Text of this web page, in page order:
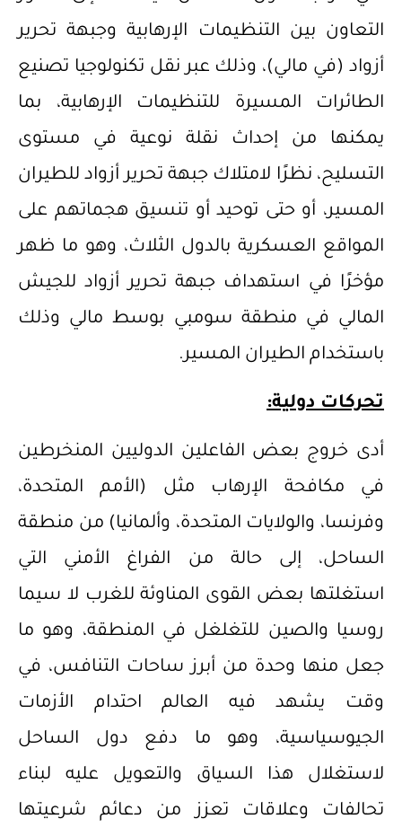
التعاون بين التنظيمات الإرهابية وجبهة تحرير
أزواد (في مالي)، وذلك عبر نقل تكنولوجيا تصنيع
الطائرات المسيرة للتنظيمات الإرهابية، بما
يمكنها من إحداث نقلة نوعية في مستوى
التسليح، نظرًا لامتلاك جبهة تحرير أزواد للطيران
المسير، أو حتى توحيد أو تنسيق هجماتهم على
المواقع العسكرية بالدول الثلاث، وهو ما ظهر
مؤخرًا في استهداف جبهة تحرير أزواد للجيش
المالي في منطقة سومبي بوسط مالي وذلك
باستخدام الطيران المسير.
تحركات دولية:
أدى خروج بعض الفاعلين الدوليين المنخرطين
في مكافحة الإرهاب مثل (الأمم المتحدة،
وفرنسا، والولايات المتحدة، وألمانيا) من منطقة
الساحل، إلى حالة من الفراغ الأمني التي
استغلتها بعض القوى المناوئة للغرب لا سيما
روسيا والصين للتغلغل في المنطقة، وهو ما
جعل منها وحدة من أبرز ساحات التنافس، في
وقت يشهد فيه العالم احتدام الأزمات
الجيوسياسية، وهو ما دفع دول الساحل
لاستغلال هذا السياق والتعويل عليه لبناء
تحالفات وعلاقات تعزز من دعائم شرعيتها